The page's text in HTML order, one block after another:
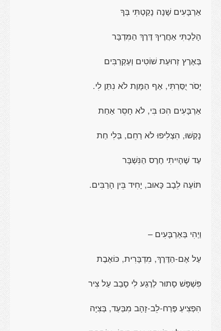
אַרְבָּעִים שָׁנָה נָקַטְתִּי בְּךָ
הָלַכְתִּי אַחֲרֶיךָ דֶּרֶךְ הַמִּדְבָּר
בְּאֶרֶץ זְרוּעַת שׁוֹטִים וְעַקְרַבִּים
יָסֹר יֻסַּרְתִּי, אַף הַמָּוֶת לֹא נִתַּן לִי.
אַרְבָּעִים הִכּוּ בִּי, לֹא חָסֵר אַחַת
נָקְשׁוּ, הִצְלִיפוּ לֹא רַחֵם, בְּלִי חַת
עַד שֶׁהָיִיתִי חֶרֶס הַנִּשְׁבָּר
תּוֹעֶה לֵבָב כָּאוּב, יָחִיד בֵּין הָרַבִּים.
וַיְהִי בְּאַרְבָּעִים –
עַל אֶם-הַדֶּרֶךְ, מִדְבָּרִית, כּוֹאֶבֶת
פִּשְׁפָּשׁ סָתוּר לְרֶגַע לִי סָבַב עַל צִיר
הִפְצִיעַ פֶּרַח-לֵב-זָהָב מִבַּעַד, בְּצִיָּה